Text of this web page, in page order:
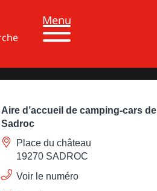
Menu
Aire d’accueil de camping-cars de
Sadroc
Place du château
19270 SADROC
Voir le numéro